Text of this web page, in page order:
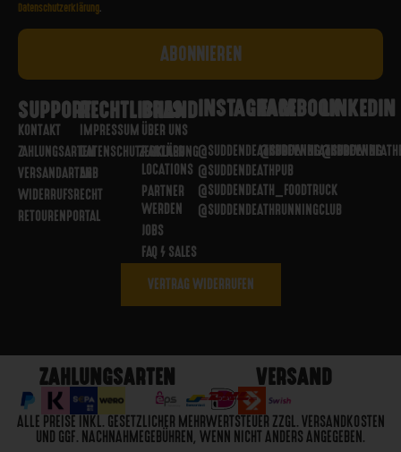
Datenschutzerklärung.
SUPPORT
KONTAKT
ZAHLUNGSARTEN
VERSANDARTEN
WIDERRUFSRECHT
RETOURENPORTAL
RECHTLICHES
IMPRESSUM
DATENSCHUTZERKLÄRUNG
AGB
BRAND
ÜBER UNS
PARTNER
LOCATIONS
PARTNER
WERDEN
JOBS
FAQ / SALES
INSTAGRAM
@SUDDENDEATHBREWING
@SUDDENDEATHPUB
@SUDDENDEATH_FOODTRUCK
@SUDDENDEATHRUNNINGCLUB
FACEBOOK
@SUDDENDEATHBREWING
LINKEDIN
VERTRAG WIDERRUFEN
ZAHLUNGSARTEN VERSAND
ALLE PREISE INKL. GESETZLICHER MEHRWERTSTEUER ZZGL. VERSANDKOSTEN
UND GGF. NACHNAHMEGEBÜHREN, WENN NICHT ANDERS ANGEGEBEN.